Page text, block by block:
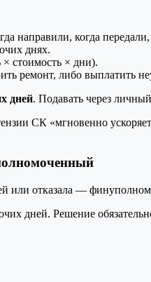
направили, когда
днях.
× стоимость × дни).
ремонт, либо выплатить
дней. Подавать через
СК «мгновенно
или отказала —
дней. Решение